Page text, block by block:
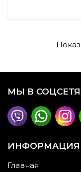
МЫ В
ИНФОРМАЦИЯ
Главная